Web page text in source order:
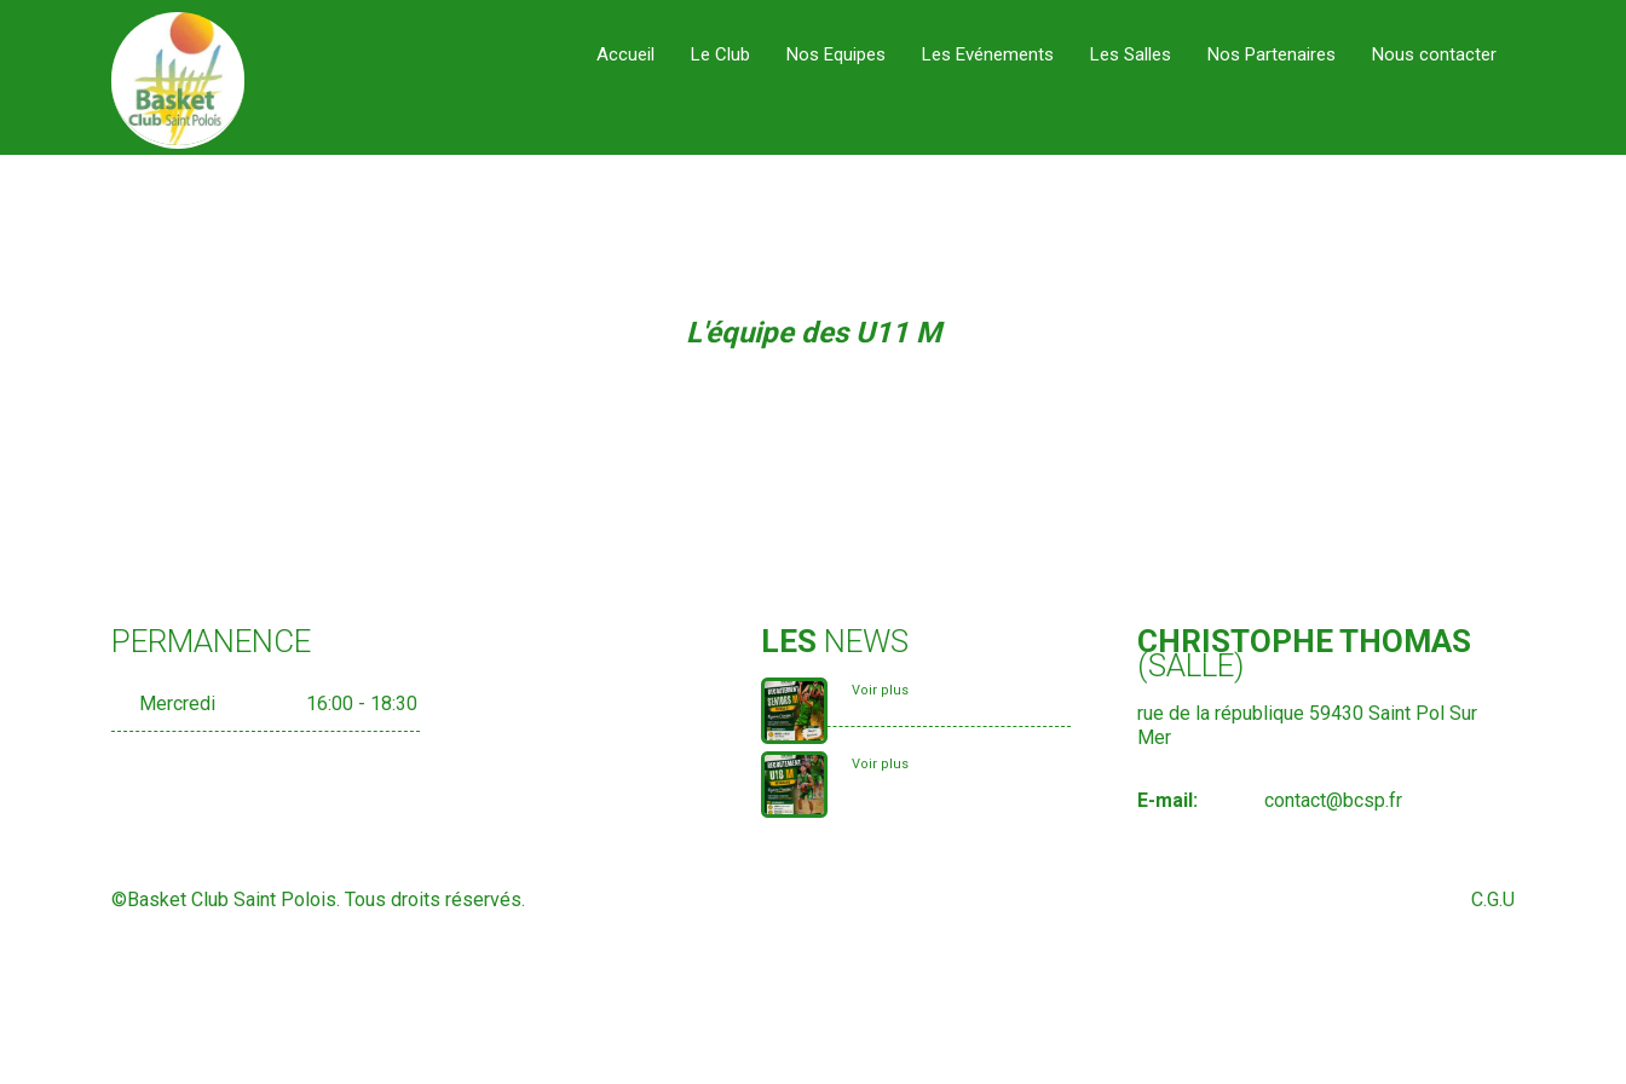
Accueil Le Club Nos Equipes Les Evénements Les Salles Nos Partenaires Nous contacter
L'équipe des U11 M
PERMANENCE
Mercredi 16:00 - 18:30
LES NEWS
Voir plus
Voir plus
CHRISTOPHE THOMAS
(SALLE)
rue de la république 59430 Saint Pol Sur
Mer
E-mail: contact@bcsp.fr
©Basket Club Saint Polois. Tous droits réservés. C.G.U